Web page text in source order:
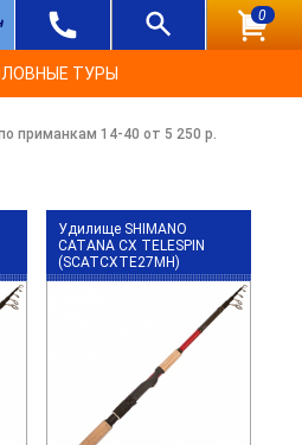
0
ТУРЫ
приманкам 14-40 от 5 250 р.
Удилище SHIMANO
CATANA CX TELESPIN
(SCATCXTE27MH)